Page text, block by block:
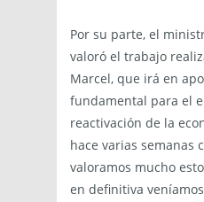
Por su parte, el
valoró el trabajo
Marcel, que irá en
fundamental para el
reactivación de la
hace varias semanas
valoramos mucho
en definitiva